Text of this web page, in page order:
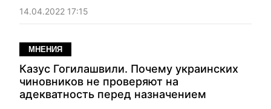
14.04.2022 17:15
МНЕНИЯ
Казус Гогилашвили. Почему украинских
чиновников не проверяют на
адекватность перед назначением